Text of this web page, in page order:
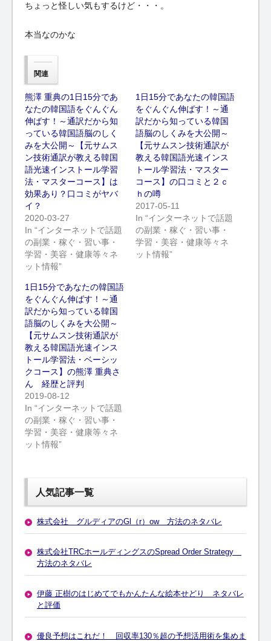
ちょっと怪しい気もするけど・・・。
本当なのかな
関連
熊澤 重典の1日15分であ
なたの韓国語をぐんぐん
伸ばす！～通訳だから知
っている韓国語脳のしく
みを大公開～【元サムス
ン技術通訳が教える韓国
語光速インストール学習
法・マスターコース】は
効果あり？口コミがヤバ
イ？
2020-03-27
In “インターネットで話題
の副業・稼ぐ・習い事・
学習・美容・健康等々ネ
ット情報”
1日15分であなたの韓国語
をぐんぐん伸ばす！～通
訳だから知っている韓国
語脳のしくみを大公開～
【元サムスン技術通訳が
教える韓国語光速インス
トール学習法・マスター
コース】の口コミと２ｃ
ｈの噂
2017-05-11
In “インターネットで話題
の副業・稼ぐ・習い事・
学習・美容・健康等々ネ
ット情報”
1日15分であなたの韓国語
をぐんぐん伸ばす！～通
訳だから知っている韓国
語脳のしくみを大公開～
【元サムスン技術通訳が
教える韓国語光速インス
トール学習法・ベーシッ
クコース】の熊澤 重典さ
ん 経歴と評判
2019-08-12
In “インターネットで話題
の副業・稼ぐ・習い事・
学習・美容・健康等々ネ
ット情報”
人気記事一覧
株式会社 グルディアのGl（r）ow 方法のネタバレ
株式会社TRCホールディングスのSpread Order Strategy
方法のネタバレ
伊藤 正樹のはじめてでもかんたんな絵本せどり ネタバレ
と評価
優良予想はこれだ！ 回収率130％超の予想活用術を集めま